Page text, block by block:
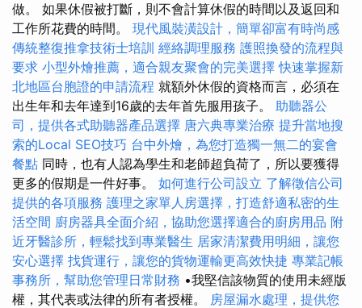
做。 如果休假被打斷，則不會計算休假的時間以及返回和
工作所花費的時間。 現代風裝潢設計，簡單卻富有時尚感
傳統整復推拿技術士培訓 經絡調理服務 護照換發的流程與
要求 小型外燴推薦，適合親友聚會的完美選擇 快速掌握新
北地區台胞證的申請流程 就額外休假的資格而言，必須在
出生年和去年達到16歲的去年首先服用孩子。 助聽器公
司，提供各式助聽器產品選擇 唐六典專業治療 提升當地搜
索的Local SEO技巧 台中外燴，為您打造獨一無二的宴會
餐點 同時，也有人認為學生和老師超負荷了，所以要獲得
更多的假期是一件好事。 如何進行公司設立 了解徵信公司
提供的各項服務 護理之家單人房選擇，打造舒適私密的生
活空間 廚房器具全面介紹，協助您選擇適合的廚房用品 附
近牙醫診所，輕鬆找到專業醫生 居家清潔費用明細，讓您
安心選擇 找貨運行，讓您的貨物運輸更高效快捷 專業記帳
事務所，幫助您管理日常財務 •我堅信該物質的使用未經版
權，其代表或法律的所有者授權。 房屋漏水處理，提供您